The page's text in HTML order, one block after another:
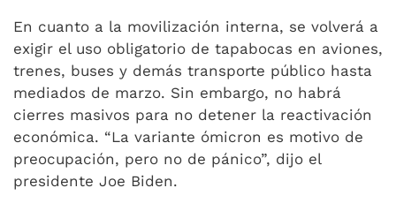
En cuanto a la movilización interna, se volverá a
exigir el uso obligatorio de tapabocas en aviones,
trenes, buses y demás transporte público hasta
mediados de marzo. Sin embargo, no habrá
cierres masivos para no detener la reactivación
económica. “La variante ómicron es motivo de
preocupación, pero no de pánico”, dijo el
presidente Joe Biden.